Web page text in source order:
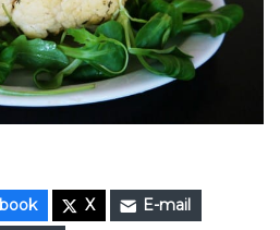
X
E-mail